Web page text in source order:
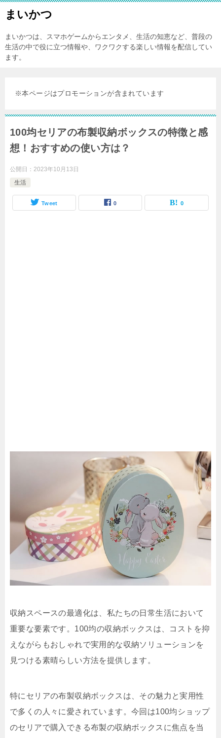
まいかつ
まいかつは、スマホゲームからエンタメ、生活の知恵など、普段の
生活の中で役に立つ情報や、ワクワクする楽しい情報を配信してい
ます。
※本ページはプロモーションが含まれています
100均セリアの布製収納ボックスの特徴と感
想！おすすめの使い方は？
公開日： 2023年10月13日
生活
Tweet 0 0
収納スペースの最適化は、私たちの日常生活において
重要な要素です。100均の収納ボックスは、コストを抑
えながらもおしゃれで実用的な収納ソリューションを
見つける素晴らしい方法を提供します。
特にセリアの布製収納ボックスは、その魅力と実用性
で多くの人々に愛されています。今回は100均ショップ
のセリアで購入できる布製の収納ボックスに焦点を当